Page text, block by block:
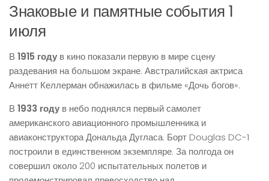
Знаковые и памятные события 1
июля
В 1915 году в кино показали первую в мире сцену
раздевания на большом экране. Австралийская актриса
Аннетт Келлерман обнажилась в фильме «Дочь богов».
В 1933 году в небо поднялся первый самолет
американского авиационного промышленника и
авиаконструктора Дональда Дугласа. Борт Douglas DC-1
построили в единственном экземпляре. За полгода он
совершил около 200 испытательных полетов и